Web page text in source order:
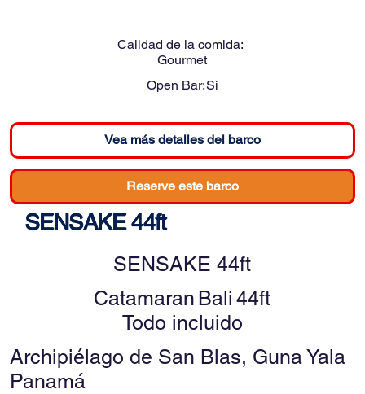
Calidad de la comida:
Gourmet
Open Bar:Si
Vea más detalles del barco
Reserve este barco
SENSAKE 44ft
SENSAKE 44ft
Catamaran Bali 44ft
Todo incluido
Archipiélago de San Blas, Guna Yala
Panamá